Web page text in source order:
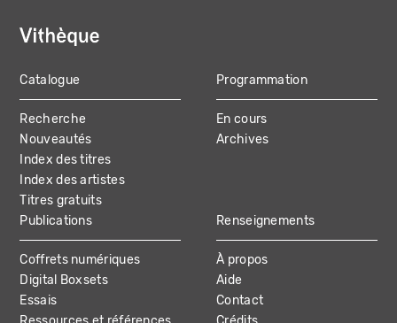
MAIN
NAVIGATION
Catalogue
Recherche
Nouveautés
Index des titres
Index des artistes
Titres gratuits
Programmation
En cours
Archives
Publications
Coffrets numériques
Digital Boxsets
Essais
Renseignements
À propos
Aide
Contact